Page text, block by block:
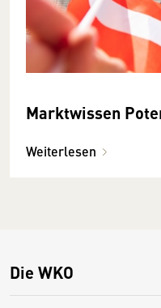
Marktwissen
Weiterlesen
Die WKO